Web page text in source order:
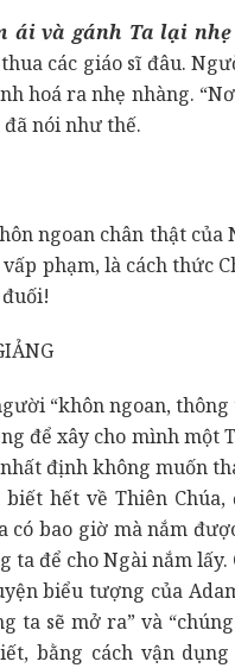
ái và gánh Ta lại nhẹ
các giáo sĩ đâu.
hoá ra nhẹ nhàng.
nói như thế.
ngoan chân thật
phạm, là cách thức
“khôn ngoan,
để xây cho mình một
định không muốn
hết về Thiên
bao giờ mà nắm
ta để cho Ngài nắm
biểu tượng của
ta sẽ mở ra” và
bằng cách vận